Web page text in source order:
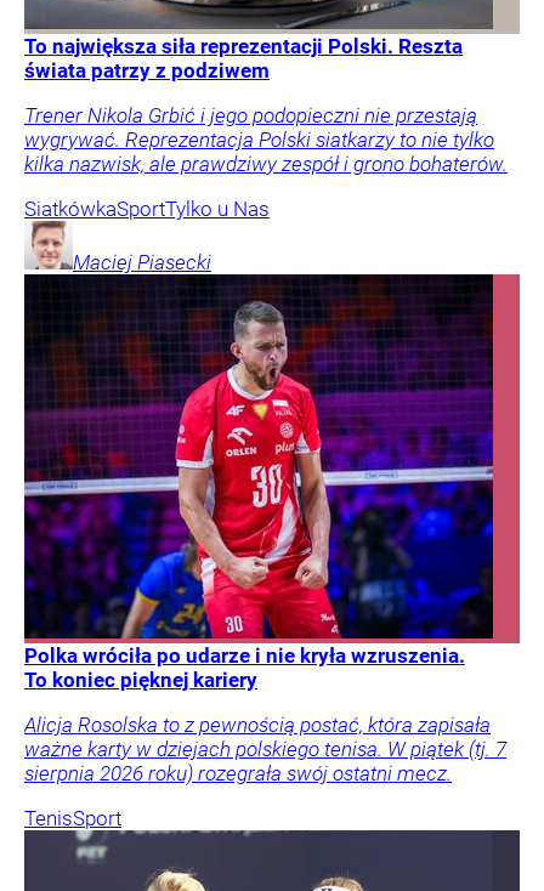
To największa siła reprezentacji Polski. Reszta
świata patrzy z podziwem
Trener Nikola Grbić i jego podopieczni nie przestają
wygrywać. Reprezentacja Polski siatkarzy to nie tylko
kilka nazwisk, ale prawdziwy zespół i grono bohaterów.
SiatkówkaSportTylko u Nas
Maciej Piasecki
Polka wróciła po udarze i nie kryła wzruszenia.
To koniec pięknej kariery
Alicja Rosolska to z pewnością postać, która zapisała
ważne karty w dziejach polskiego tenisa. W piątek (tj. 7
sierpnia 2026 roku) rozegrała swój ostatni mecz.
TenisSport